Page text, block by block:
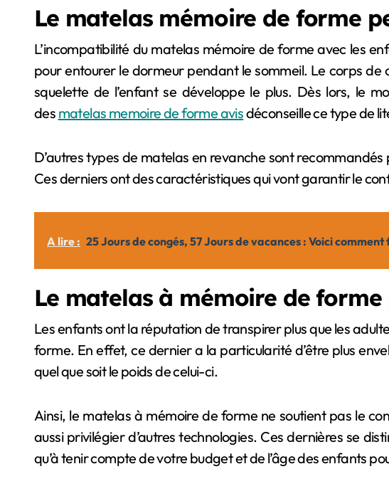
Le matelas mémoire de forme
L’incompatibilité du matelas mémoire de forme avec les
pour entourer le dormeur pendant le sommeil. Le corps de
squelette de l’enfant se développe le plus. Dès lors, le
des matelas memoire de forme avisdéconseille ce type de
D’autres types de matelas en revanche sont
Ces derniers ont des caractéristiques qui vont garantir le
A lire : 25 Jours de congés, 57 Jours de vacances : Voici
Le matelas à mémoire de
Les enfants ont la réputation de transpirer plus que les
forme. En effet, ce dernier a la particularité d’être plus
quel que soit le poids de celui-ci.
Ainsi, le matelas à mémoire de forme ne soutient pas le
aussi privilégier d’autres technologies. Ces dernières se
qu’à tenir compte de votre budget et de l’âge des enfants